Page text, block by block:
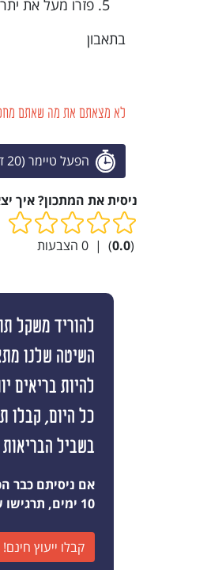
פזרו מעל את
בתאבון
לא מצאתם את מה שאתם
הפעל טיימר (20 דקות)
ניסית את המתכון? איך
(
0.0
)
|
0 הצבעות
להוריד משקל
השיטה שלנו
להיות בריאים
בשביל
אם ניסיתם כבר
10 ימים, תרגישו שבעים בריאים ואנרגטיים יותר מאי פעם
קבלו ייעוץ חינם!